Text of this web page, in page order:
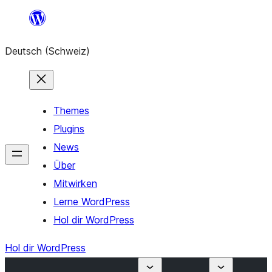
springen
Deutsch (Schweiz)
Themes
Plugins
News
Über
Mitwirken
Lerne WordPress
Hol dir WordPress
Hol dir WordPress